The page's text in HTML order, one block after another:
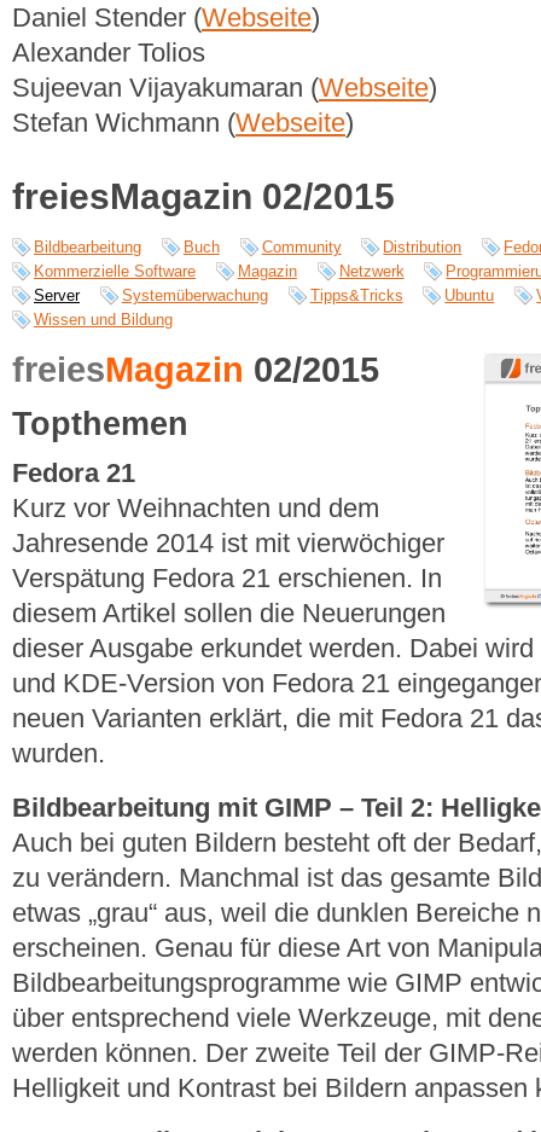
Daniel Stender (Webseite)
Alexander Tolios
Sujeevan Vijayakumaran (Webseite)
Stefan Wichmann (Webseite)
freiesMagazin 02/2015
Bildbearbeitung Buch Community Distribution
Kommerzielle Software
Magazin Netzwerk
Server
Systemüberwachung Tipps&Tricks Ubuntu
Wissen und Bildung
freiesMagazin 02/2015
Topthemen
Fedora 21
Kurz vor Weihnachten und dem
Jahresende 2014 ist mit vierwöchiger
Verspätung Fedora 21 erschienen. In
diesem Artikel sollen die Neuerungen
dieser Ausgabe erkundet werden. Dabei
und KDE-Version von Fedora 21
neuen Varianten erklärt, die mit Fedora 21
wurden.
Bildbearbeitung mit GIMP – Teil 2:
Auch bei guten Bildern besteht oft der
zu verändern. Manchmal ist das gesamte
etwas „grau“ aus, weil die dunklen Bereiche
erscheinen. Genau für diese Art von
Bildbearbeitungsprogramme wie GIMP
über entsprechend viele Werkzeuge, mit
werden können. Der zweite Teil der GIMP-
Helligkeit und Kontrast bei Bildern anpassen